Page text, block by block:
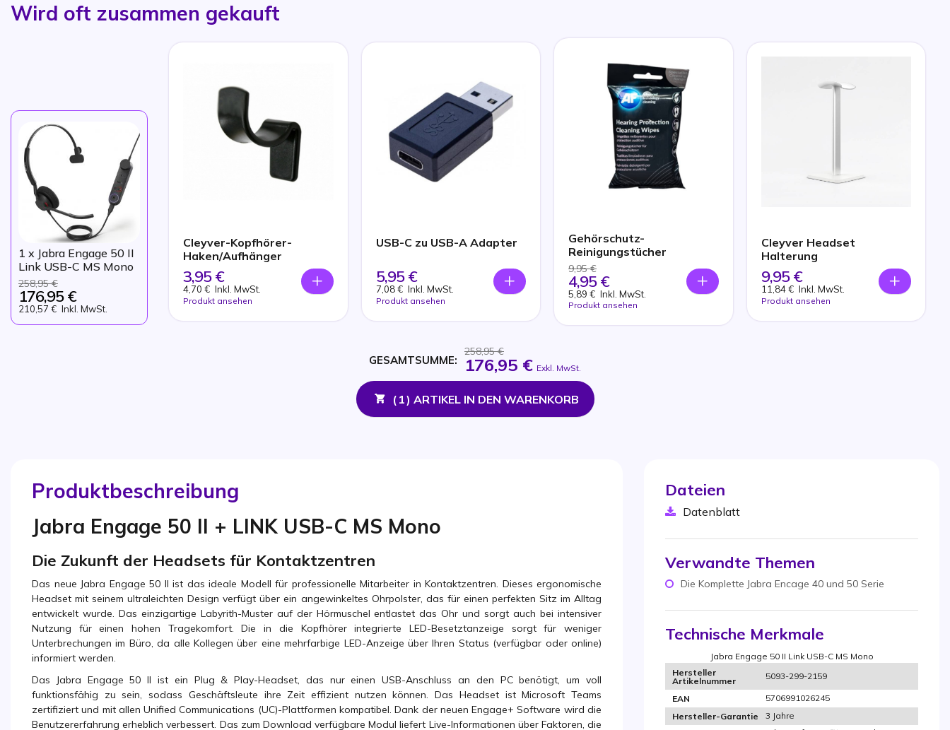
Wird oft zusammen gekauft
1 x Jabra Engage 50 II
Link USB-C MS Mono
258,95 €
176,95 €
210,57 € Inkl. MwSt.
Cleyver-Kopfhörer-
Haken/Aufhänger
3,95 €
4,70 € Inkl. MwSt.
Produkt ansehen
USB-C zu USB-A Adapter
5,95 €
7,08 € Inkl. MwSt.
Produkt ansehen
Gehörschutz-
Reinigungstücher
9,95 €
4,95 €
5,89 € Inkl. MwSt.
Produkt ansehen
Cleyver Headset
Halterung
9,95 €
11,84 € Inkl. MwSt.
Produkt ansehen
GESAMTSUMME:
258,95 €
176,95 € Exkl. MwSt.
( 1) ARTIKEL IN DEN WARENKORB
Produktbeschreibung
Jabra Engage 50 II + LINK USB-C MS Mono
Die Zukunft der Headsets für Kontaktzentren
Das neue Jabra Engage 50 II ist das ideale Modell für professionelle Mitarbeiter in Kontaktzentren. Dieses ergonomische
Headset mit seinem ultraleichten Design verfügt über ein angewinkeltes Ohrpolster, das für einen perfekten Sitz im Alltag
entwickelt wurde. Das einzigartige Labyrith-Muster auf der Hörmuschel entlastet das Ohr und sorgt auch bei intensiver
Nutzung für einen hohen Tragekomfort. Die in die Kopfhörer integrierte LED-Besetztanzeige sorgt für weniger
Unterbrechungen im Büro, da alle Kollegen über eine mehrfarbige LED-Anzeige über Ihren Status (verfügbar oder online)
informiert werden.
Das Jabra Engage 50 II ist ein Plug & Play-Headset, das nur einen USB-Anschluss an den PC benötigt, um voll
funktionsfähig zu sein, sodass Geschäftsleute ihre Zeit effizient nutzen können. Das Headset ist Microsoft Teams
zertifiziert und mit allen Unified Communications (UC)-Plattformen kompatibel. Dank der neuen Engage+ Software wird die
Benutzererfahrung erheblich verbessert. Das zum Download verfügbare Modul liefert Live-Informationen über Faktoren, die
Dateien
Datenblatt
Verwandte Themen
Die Komplette Jabra Encage 40 und 50 Serie
Technische Merkmale
Jabra Engage 50 II Link USB-C MS Mono
Hersteller
Artikelnummer
5093-299-2159
EAN
5706991026245
Hersteller-Garantie
3 Jahre